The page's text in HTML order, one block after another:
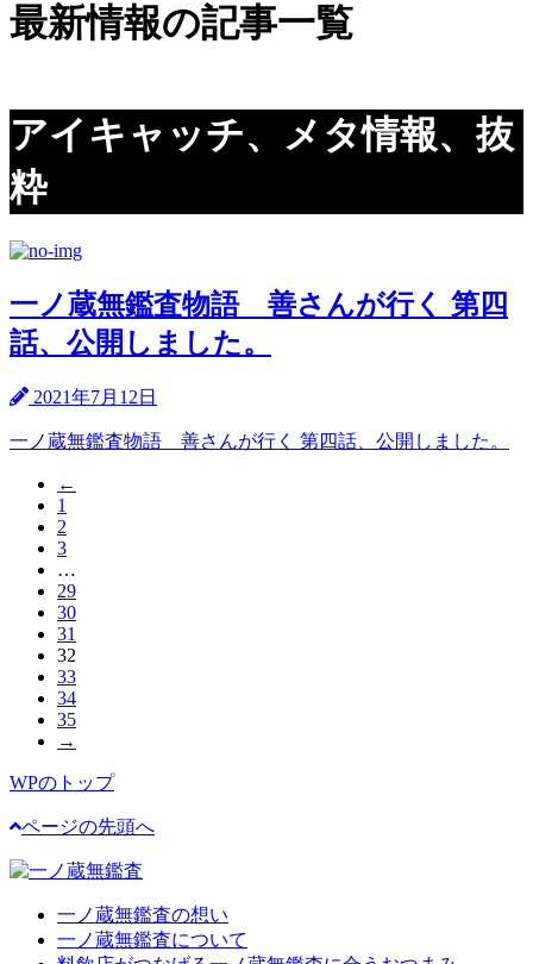
最新情報の記事一覧
アイキャッチ、メタ情報、抜
粋
一ノ蔵無鑑査物語 善さんが行く 第四
話、公開しました。
2021年7月12日
一ノ蔵無鑑査物語 善さんが行く 第四話、公開しました。
←
1
2
3
…
29
30
31
32
33
34
35
→
WPのトップ
ページの先頭へ
一ノ蔵無鑑査の想い
一ノ蔵無鑑査について